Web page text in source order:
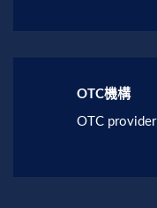
OTC機構
OTC provider